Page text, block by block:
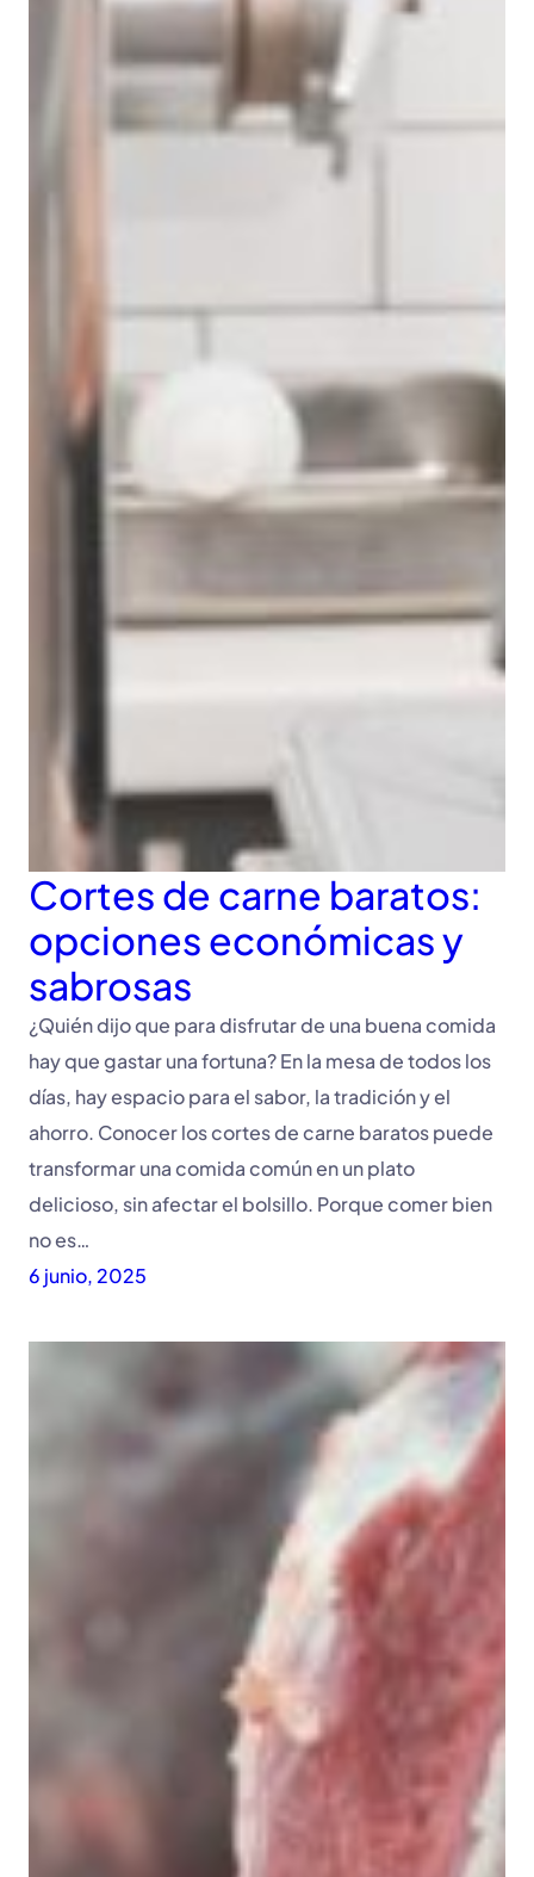
Cortes de carne baratos:
opciones económicas y
sabrosas
¿Quién dijo que para disfrutar de una buena comida
hay que gastar una fortuna? En la mesa de todos los
días, hay espacio para el sabor, la tradición y el
ahorro. Conocer los cortes de carne baratos puede
transformar una comida común en un plato
delicioso, sin afectar el bolsillo. Porque comer bien
no es…
6 junio, 2025